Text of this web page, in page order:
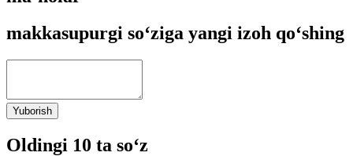
makkasupurgi so‘ziga yangi izoh qo‘shing
Yuborish
Oldingi 10 ta so‘z